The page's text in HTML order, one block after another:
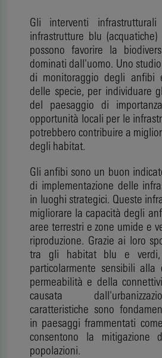
Gli interventi
infrastrutture blu
possono favorire la
dominati dall'uomo. Uno
di monitoraggio degli anfibi
delle specie, per individuare
del paesaggio di
opportunità locali per le
potrebbero contribuire a
degli habitat.
Gli anfibi sono un buon
di implementazione delle
in luoghi strategici. Queste
migliorare la capacità degli
aree terrestri e zone umide e
riproduzione. Grazie ai loro
tra gli habitat blu e
particolarmente sensibili alla
permeabilità e della
causata
caratteristiche sono
in paesaggi frammentati
consentono la mitigazione
popolazioni.